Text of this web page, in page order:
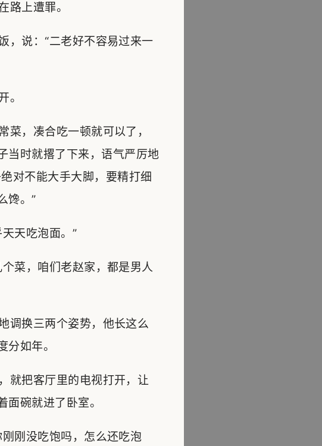
上遭罪。
，说：“二老好不容易过来一
。
，凑合吃一顿就可以了，
当时就撂了下来，语气严厉地
对不能大手大脚，要精打细
馋。”
天吃泡面。”
菜，咱们老赵家，都是男人
调换三两个姿势，他长这么
如年。
就把客厅里的电视打开，让
碗就进了卧室。
刚没吃饱吗，怎么还吃泡